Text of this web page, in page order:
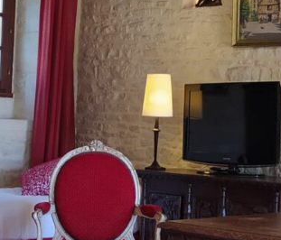
avec cuisine
cuisine
Coup d’ clients
cuisine Accès PMR
avec cuisine